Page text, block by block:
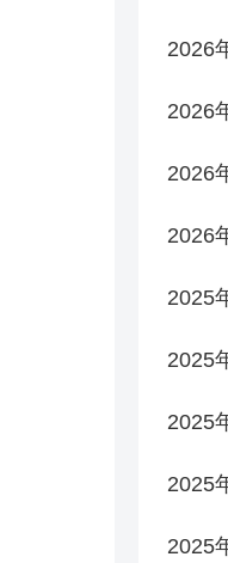
2026
2026
2026
2026
2025
2025
2025
2025
2025